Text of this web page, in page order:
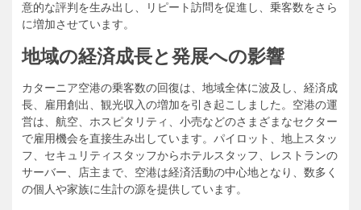
意的な評判を生み出し、リピート訪問を促進し、乗客数をさら
に増加させています。
地域の経済成長と発展への影響
カターニア空港の乗客数の回復は、地域全体に波及し、経済成
長、雇用創出、観光収入の増加を引き起こしました。空港の運
営は、航空、ホスピタリティ、小売などのさまざまなセクター
で雇用機会を直接生み出しています。パイロット、地上スタッ
フ、セキュリティスタッフからホテルスタッフ、レストランの
サーバー、店主まで、空港は経済活動の中心地となり、数多く
の個人や家族に生計の源を提供しています。